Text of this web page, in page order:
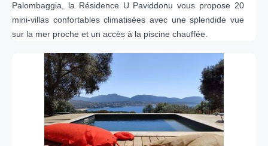
Palombaggia, la Résidence U Paviddonu vous propose 20
mini-villas confortables climatisées avec une splendide vue
sur la mer proche et un accès à la piscine chauffée.